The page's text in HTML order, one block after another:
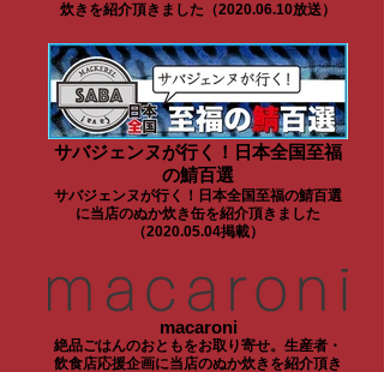
炊きを紹介頂きました（2020.06.10放送）
サバジェンヌが行く！日本全国至福
の鯖百選
サバジェンヌが行く！日本全国至福の鯖百選
に当店のぬか炊き缶を紹介頂きました
（2020.05.04掲載）
macaroni
絶品ごはんのおともをお取り寄せ。生産者・
飲食店応援企画に当店のぬか炊きを紹介頂き